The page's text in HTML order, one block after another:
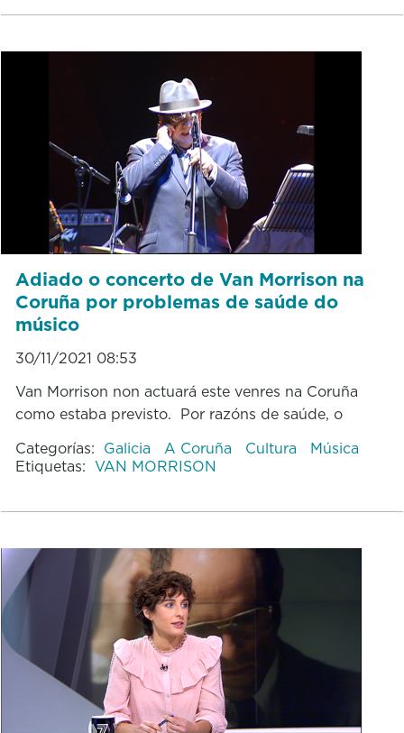
Adiado o concerto de Van Morrison na
Coruña por problemas de saúde do
músico
30/11/2021 08:53
Van Morrison non actuará este venres na Coruña
como estaba previsto. Por razóns de saúde, o
Categorías: Galicia A Coruña Cultura
Música
Etiquetas: VAN MORRISON